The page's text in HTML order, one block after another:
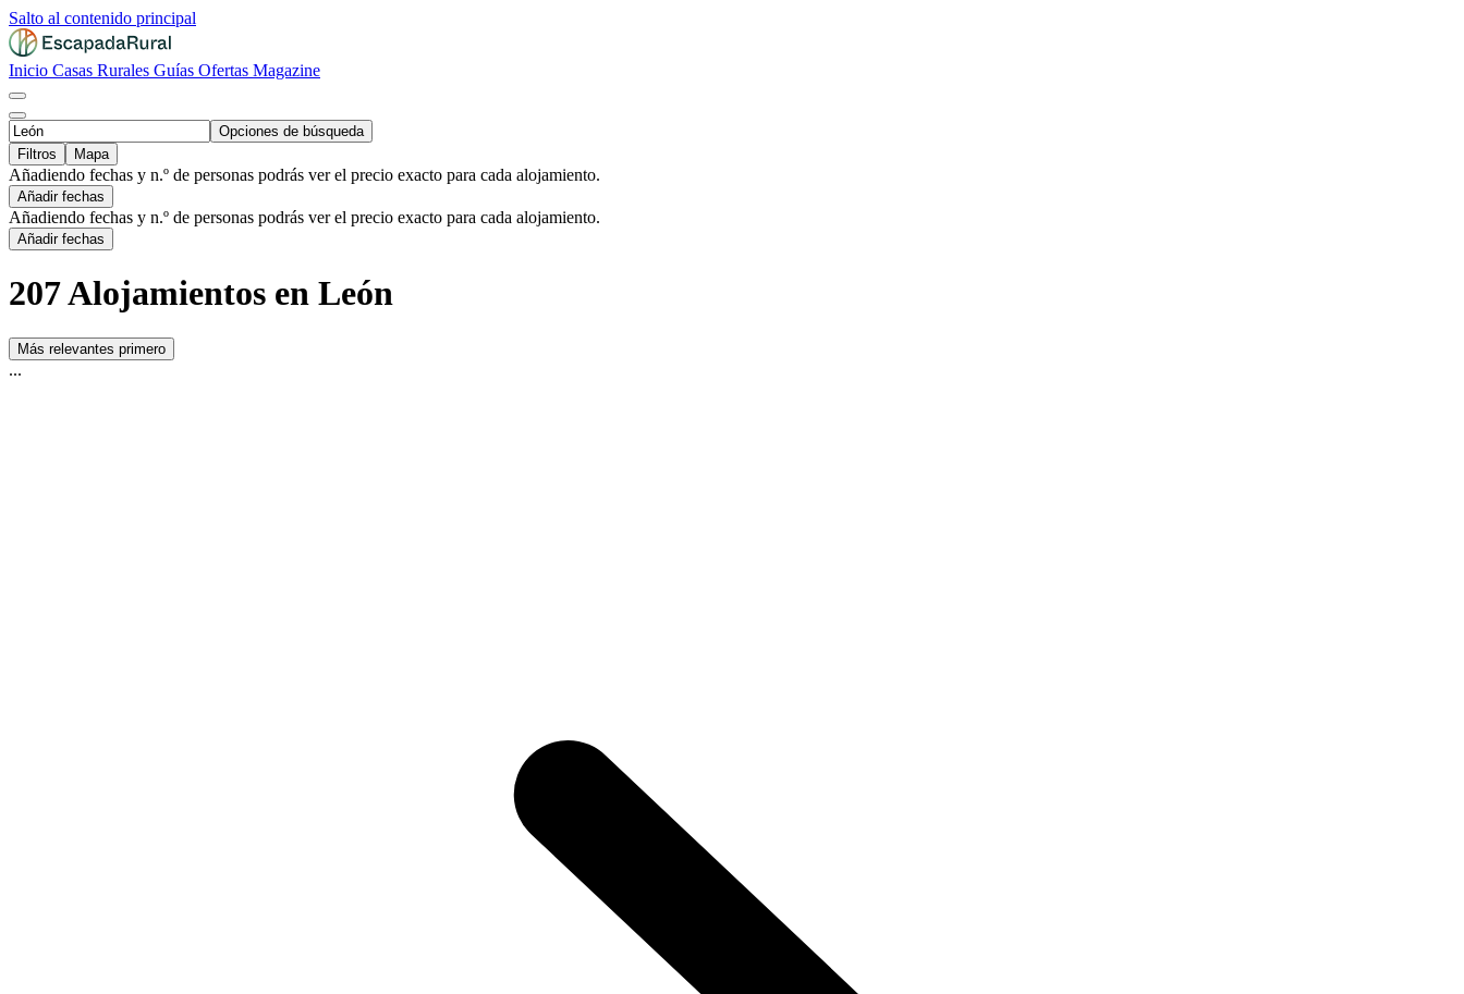
Salto al contenido principal
Inicio Casas Rurales Guías Ofertas Magazine
Opciones de búsqueda
Filtros
Mapa
Añadiendo fechas y n.º de personas podrás ver el precio exacto para cada alojamiento.
Añadir fechas
Añadiendo fechas y n.º de personas podrás ver el precio exacto para cada alojamiento.
Añadir fechas
207 Alojamientos en León
Más relevantes primero
...